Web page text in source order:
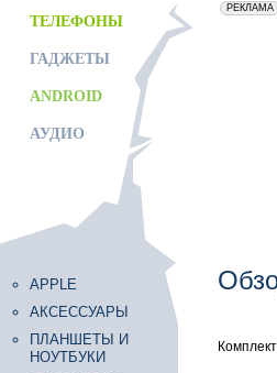
ТЕЛЕФОНЫ
ГАДЖЕТЫ
ANDROID
АУДИО
APPLE
АКСЕССУАРЫ
ПЛАНШЕТЫ И
НОУТБУКИ
erid:
РЕКЛАМА